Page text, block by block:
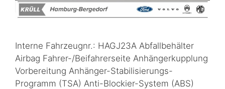
Interne Fahrzeugnr.: HAGJ23A Abfallbehälter
Airbag Fahrer-/Beifahrerseite Anhängerkupplung
Vorbereitung Anhänger-Stabilisierungs-
Programm (TSA) Anti-Blockier-System (ABS)